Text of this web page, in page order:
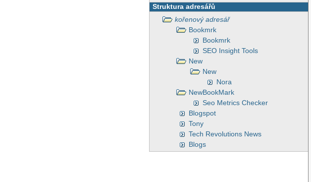
Struktura adresářů
kořenový adresář
Bookmrk
Bookmrk
SEO Insight Tools
New
New
Nora
NewBookMark
Seo Metrics Checker
Blogspot
Tony
Tech Revolutions News
Blogs